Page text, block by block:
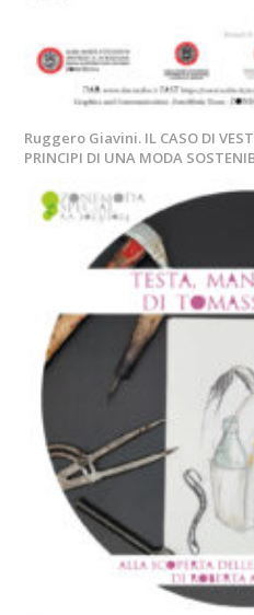
Ruggero Giavini. IL CASO DI
PRINCIPI DI UNA MODA